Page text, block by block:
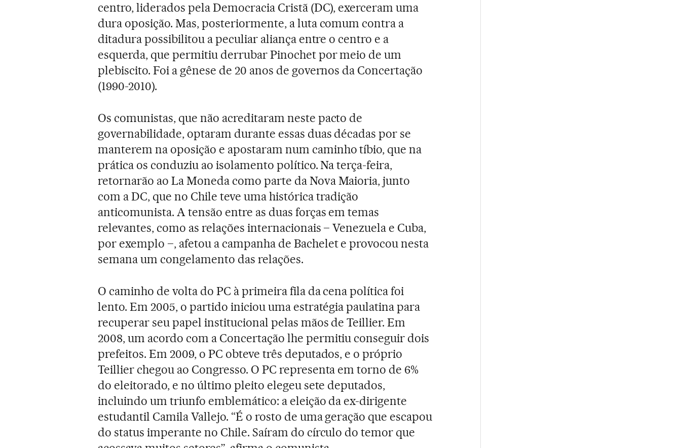
centro, liderados pela Democracia Cristã (DC), exerceram uma
dura oposição. Mas, posteriormente, a luta comum contra a
ditadura possibilitou a peculiar aliança entre o centro e a
esquerda, que permitiu derrubar Pinochet por meio de um
plebiscito. Foi a gênese de 20 anos de governos da Concertação
(1990-2010).
Os comunistas, que não acreditaram neste pacto de
governabilidade, optaram durante essas duas décadas por se
manterem na oposição e apostaram num caminho tíbio, que na
prática os conduziu ao isolamento político. Na terça-feira,
retornarão ao La Moneda como parte da Nova Maioria, junto
com a DC, que no Chile teve uma histórica tradição
anticomunista. A tensão entre as duas forças em temas
relevantes, como as relações internacionais – Venezuela e Cuba,
por exemplo –, afetou a campanha de Bachelet e provocou nesta
semana um congelamento das relações.
O caminho de volta do PC à primeira fila da cena política foi
lento. Em 2005, o partido iniciou uma estratégia paulatina para
recuperar seu papel institucional pelas mãos de Teillier. Em
2008, um acordo com a Concertação lhe permitiu conseguir dois
prefeitos. Em 2009, o PC obteve três deputados, e o próprio
Teillier chegou ao Congresso. O PC representa em torno de 6%
do eleitorado, e no último pleito elegeu sete deputados,
incluindo um triunfo emblemático: a eleição da ex-dirigente
estudantil Camila Vallejo. “É o rosto de uma geração que escapou
do status imperante no Chile. Saíram do círculo do temor que